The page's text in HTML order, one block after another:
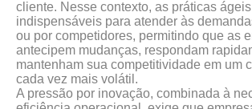
cliente. Nesse contexto, as práticas
indispensáveis para atender às
ou por competidores, permitindo que as
antecipem mudanças, respondam
mantenham sua competitividade em um
cada vez mais volátil.
A pressão por inovação, combinada à